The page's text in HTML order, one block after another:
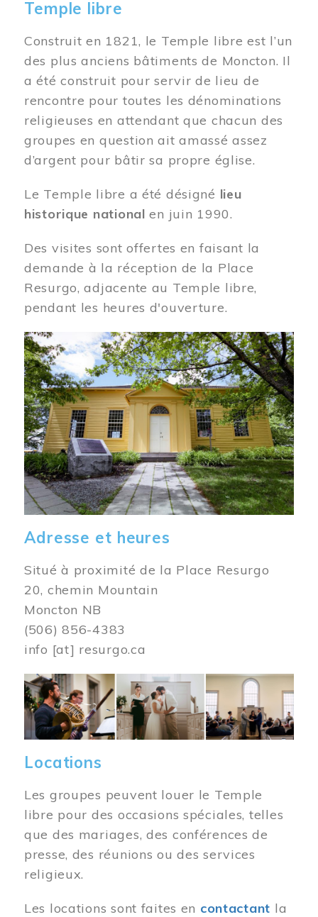
Temple libre
Construit en 1821, le Temple libre est l’un
des plus anciens bâtiments de Moncton. Il
a été construit pour servir de lieu de
rencontre pour toutes les dénominations
religieuses en attendant que chacun des
groupes en question ait amassé assez
d’argent pour bâtir sa propre église.
Le Temple libre a été désigné lieu
historique national en juin 1990.
Des visites sont offertes en faisant la
demande à la réception de la Place
Resurgo, adjacente au Temple libre,
pendant les heures d'ouverture.
Image
Adresse et heures
Situé à proximité de la Place Resurgo
20, chemin Mountain
Moncton NB
(506) 856-4383
info [at] resurgo.ca
Image
Locations
Les groupes peuvent louer le Temple
libre pour des occasions spéciales, telles
que des mariages, des conférences de
presse, des réunions ou des services
religieux.
Les locations sont faites en contactant la